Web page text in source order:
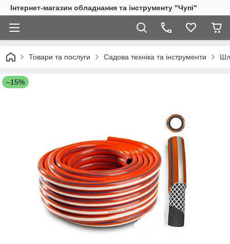
Інтернет-магазин обладнання та інструменту "Чупі"
Товари та послуги Садова техніка та інструменти
–15%